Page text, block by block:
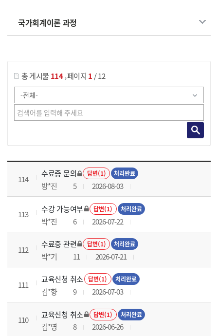
국가회계이론 과정
총 게시물 114,페이지 1 / 12
국가회계이론 과정 목록 으로 번호, 제목, 작성자, 조회수, 등록 일로 나열 되고 있습니다.
114
수료증 문의 답변(1) 처리완료
방*진 5 2026-08-03
113
수강 가능여부 답변(1) 처리완료
박*진 6 2026-07-22
112
수료증 관련 답변(1) 처리완료
박*기 11 2026-07-21
111
교육신청 취소 답변(1) 처리완료
김*향 9 2026-07-03
110
교육신청 취소 답변(1) 처리완료
김*영 8 2026-06-26